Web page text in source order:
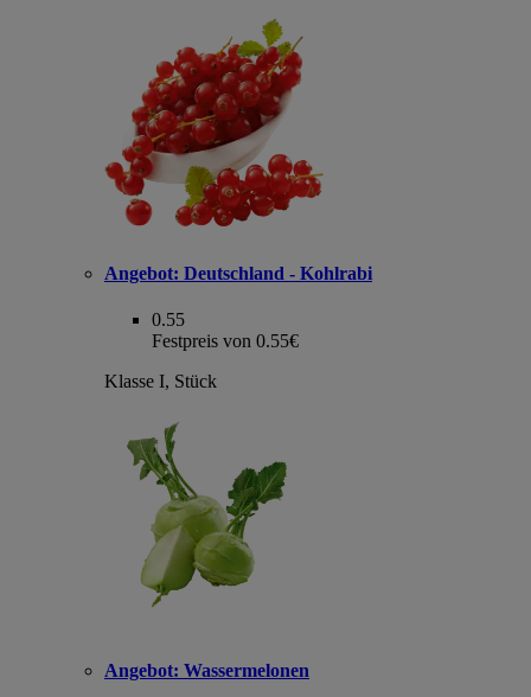
Angebot: Deutschland - Kohlrabi
0.55
Festpreis von 0.55€
Klasse I, Stück
Angebot: Wassermelonen